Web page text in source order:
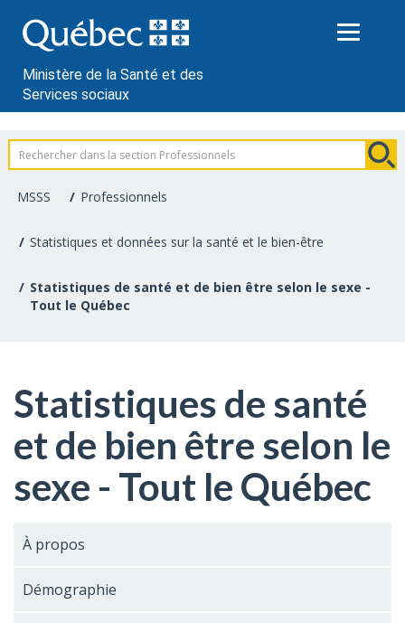
au
contenu
Ministère de la Santé et des
Services sociaux
Information
pour
les
professionnels
de
santé
MSSS Professionnels
Statistiques et données sur la santé et le bien-être
Statistiques de santé et de bien être selon le sexe -
Tout le Québec
Statistiques de santé
et de bien être selon le
sexe - Tout le Québec
À propos
Démographie